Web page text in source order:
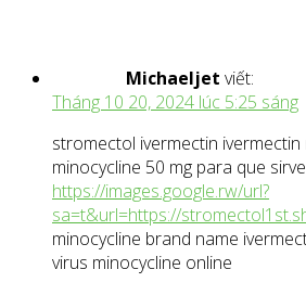
Michaeljet viết:
Tháng 10 20, 2024 lúc 5:25 sáng
stromectol ivermectin
minocycline 50 mg para que sirve
https://images.google.rw/url?
sa=t&url=https://
minocycline brand name
virus minocycline online